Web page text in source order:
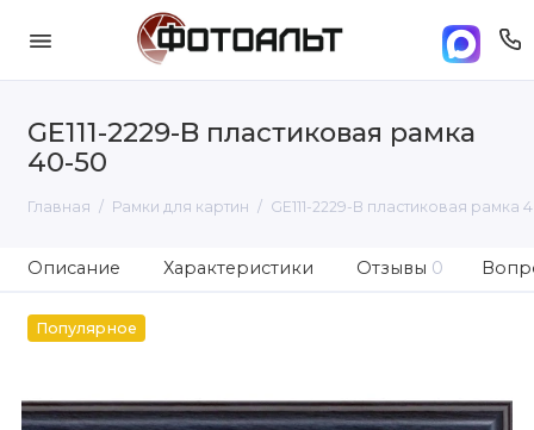
GE111-2229-B пластиковая рамка
40-50
Главная Рамки для картин GE111-2229-B пластиковая рамка
Описание Характеристики Отзывы 0
Популярное